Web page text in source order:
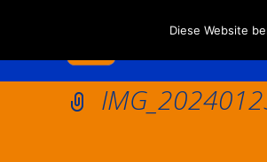
Diese Website